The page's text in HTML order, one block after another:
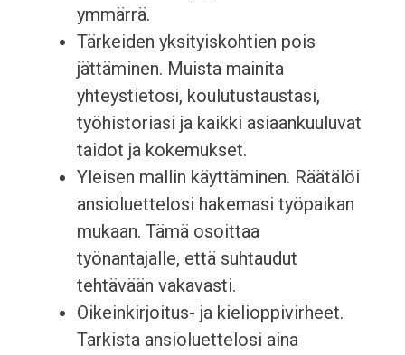
ymmärrä.
Tärkeiden yksityiskohtien pois
jättäminen. Muista mainita
yhteystietosi, koulutustaustasi,
työhistoriasi ja kaikki asiaankuuluvat
taidot ja kokemukset.
Yleisen mallin käyttäminen. Räätälöi
ansioluettelosi hakemasi työpaikan
mukaan. Tämä osoittaa
työnantajalle, että suhtaudut
tehtävään vakavasti.
Oikeinkirjoitus- ja kielioppivirheet.
Tarkista ansioluettelosi aina